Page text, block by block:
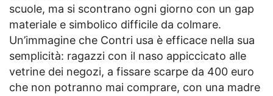
scuole, ma si scontrano ogni giorno con un gap
materiale e simbolico difficile da colmare.
Un’immagine che Contri usa è efficace nella sua
semplicità: ragazzi con il naso appiccicato alle
vetrine dei negozi, a fissare scarpe da 400 euro
che non potranno mai comprare, con una madre